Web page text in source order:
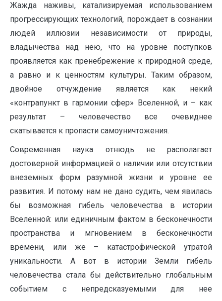
Жажда наживы, катализируемая использованием
прогрессирующих технологий, порождает в сознании
людей иллюзии независимости от природы,
владычества над нею, что на уровне поступков
проявляется как пренебрежение к природной среде,
а равно и к ценностям культуры. Таким образом,
двойное отчуждение является как некий
«контрапункт в гармонии сфер» Вселенной, и – как
результат – человечество все очевиднее
скатывается к пропасти самоуничтожения.
Современная наука отнюдь не располагает
достоверной информацией о наличии или отсутствии
внеземных форм разумной жизни и уровне ее
развития. И потому нам не дано судить, чем явилась
бы возможная гибель человечества в истории
Вселенной: или единичным фактом в бесконечности
пространства и мгновением в бесконечности
времени, или же – катастрофической утратой
уникальности. А вот в истории Земли гибель
человечества стала бы действительно глобальным
событием с непредсказуемыми для нее